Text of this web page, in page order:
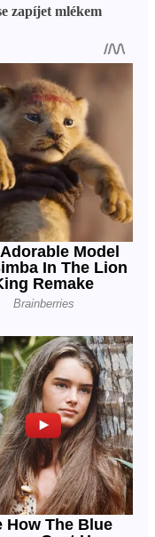
zapíjet mlékem